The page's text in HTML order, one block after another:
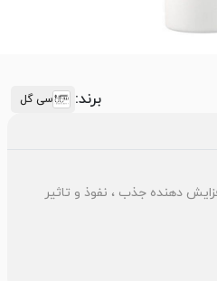
برند: سی گل
دهنده جذب ، نفوذ و تاثیر